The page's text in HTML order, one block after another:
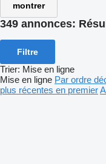
montrer
349 annonces:
Filtre
Trier: Mise en ligne
Mise en ligne Par ordre
plus récentes en premier